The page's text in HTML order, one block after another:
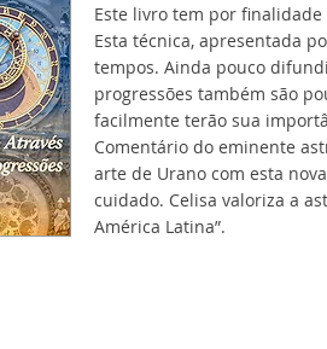
Este livro tem por
Esta técnica, apresentada
tempos. Ainda pouco
progressões também são
facilmente terão sua
Comentário do eminente
arte de Urano com esta
cuidado. Celisa valoriza a
América Latina”.